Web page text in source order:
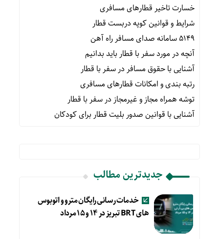
خسارت تاخیر قطارهای مسافری
شرایط و قوانین کوپه دربست قطار
۵۱۴۹ سامانه صدای مسافر راه آهن
آنچه در مورد سفر با قطار باید بدانیم
آشنایی با حقوق مسافر در سفر با قطار
رتبه بندی و امکانات قطارهای مسافری
توشه همراه مجاز و غیرمجاز در سفر با قطار
آشنایی با قوانین صدور بلیت قطار برای کودکان
جدیدترین مطالب
خدمات رسانی رایگان مترو و اتوبوس
های BRT تبریز در ۱۴ و ۱۵ مرداد